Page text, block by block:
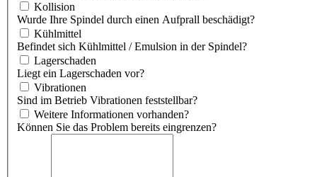
Kollision
Wurde Ihre Spindel durch einen Aufprall beschädigt?
Kühlmittel
Befindet sich Kühlmittel / Emulsion in der Spindel?
Lagerschaden
Liegt ein Lagerschaden vor?
Vibrationen
Sind im Betrieb Vibrationen feststellbar?
Weitere Informationen vorhanden?
Können Sie das Problem bereits eingrenzen?